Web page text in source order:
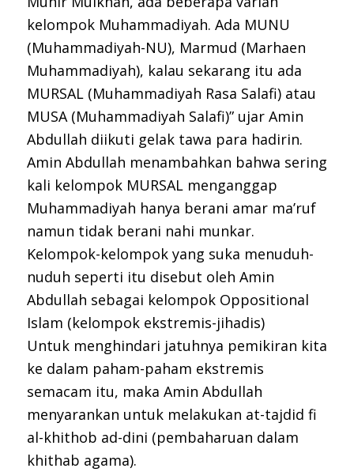
kelompok Muhammadiyah. Ada MUNU
(Muhammadiyah-NU), Marmud (Marhaen
Muhammadiyah), kalau sekarang itu ada
MURSAL (Muhammadiyah Rasa Salafi) atau
MUSA (Muhammadiyah Salafi)” ujar Amin
Abdullah diikuti gelak tawa para hadirin.
Amin Abdullah menambahkan bahwa sering
kali kelompok MURSAL menganggap
Muhammadiyah hanya berani amar ma’ruf
namun tidak berani nahi munkar.
Kelompok-kelompok yang suka menuduh-
nuduh seperti itu disebut oleh Amin
Abdullah sebagai kelompok Oppositional
Islam (kelompok ekstremis-jihadis)
Untuk menghindari jatuhnya pemikiran kita
ke dalam paham-paham ekstremis
semacam itu, maka Amin Abdullah
menyarankan untuk melakukan at-tajdid fi
al-khithob ad-dini (pembaharuan dalam
khithab agama).